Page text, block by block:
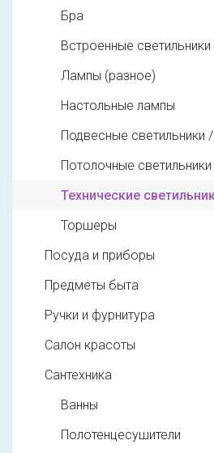
Бра
Встроенные светильники
Лампы (разное)
Настольные лампы
Подвесные светильники
Потолочные светильники
Технические
Торшеры
Посуда и приборы
Предметы быта
Ручки и фурнитура
Салон красоты
Сантехника
Ванны
Полотенцесушители